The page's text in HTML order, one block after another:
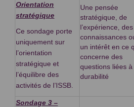
Orientation
stratégique
Ce sondage porte
uniquement sur
l’orientation
stratégique et
l’équilibre des
activités de l’ISSB.
Une pensée
stratégique, de
l’expérience, des
connaissances
un intérêt en ce
concerne des
questions liées à
durabilité
Sondage 3 –